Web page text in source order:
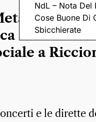
NdL – Nota Del
Cose Buone Di
Sbicchierate
Calcutta,
Michielin e
a
e le dirette